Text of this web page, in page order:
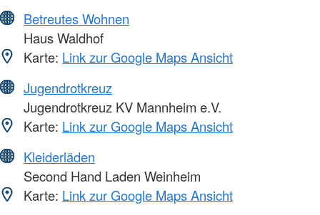
Betreutes Wohnen
Haus Waldhof
Karte: Link zur Google Maps Ansicht
Jugendrotkreuz
Jugendrotkreuz KV Mannheim e.V.
Karte: Link zur Google Maps Ansicht
Kleiderläden
Second Hand Laden Weinheim
Karte: Link zur Google Maps Ansicht